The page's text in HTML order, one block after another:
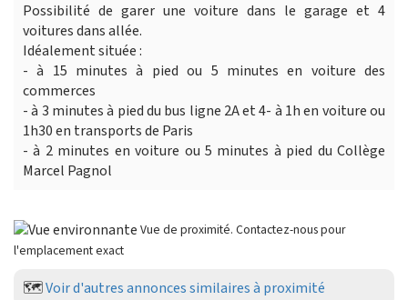
Possibilité de garer une voiture dans le garage et 4
voitures dans allée.
Idéalement située :
- à 15 minutes à pied ou 5 minutes en voiture des
commerces
- à 3 minutes à pied du bus ligne 2A et 4- à 1h en voiture ou
1h30 en transports de Paris
- à 2 minutes en voiture ou 5 minutes à pied du Collège
Marcel Pagnol
Vue de proximité. Contactez-nous pour
l'emplacement exact
🗺️Voir d'autres annonces similaires à proximité